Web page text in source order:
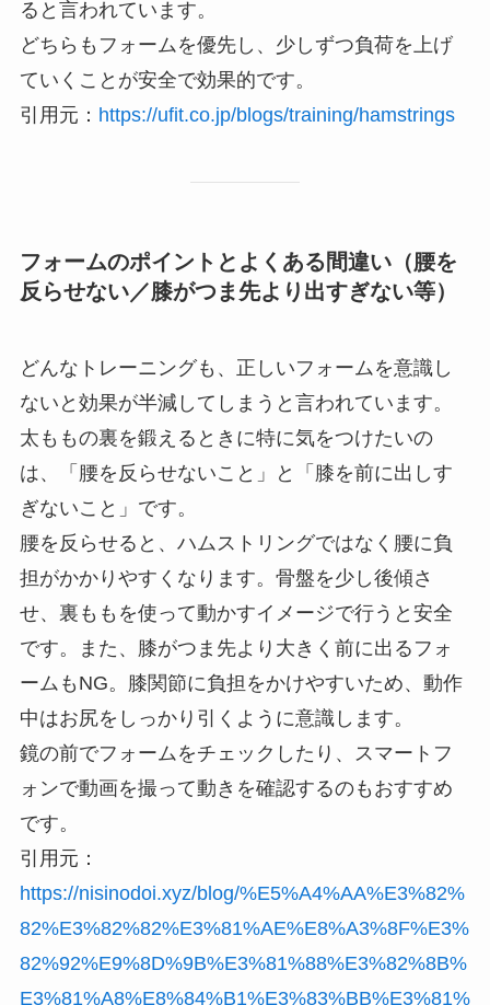
ると言われています。
どちらもフォームを優先し、少しずつ負荷を上げ
ていくことが安全で効果的です。
引用元： https://ufit.co.jp/blogs/training/hamstrings
フォームのポイントとよくある間違い（腰を
反らせない／膝がつま先より出すぎない等）
どんなトレーニングも、正しいフォームを意識し
ないと効果が半減してしまうと言われています。
太ももの裏を鍛えるときに特に気をつけたいの
は、「腰を反らせないこと」と「膝を前に出しす
ぎないこと」です。
腰を反らせると、ハムストリングではなく腰に負
担がかかりやすくなります。骨盤を少し後傾さ
せ、裏ももを使って動かすイメージで行うと安全
です。また、膝がつま先より大きく前に出るフォ
ームもNG。膝関節に負担をかけやすいため、動作
中はお尻をしっかり引くように意識します。
鏡の前でフォームをチェックしたり、スマートフ
ォンで動画を撮って動きを確認するのもおすすめ
です。
引用元：
https://nisinodoi.xyz/blog/%E5%A4%AA%E3%82%
82%E3%82%82%E3%81%AE%E8%A3%8F%E3%
82%92%E9%8D%9B%E3%81%88%E3%82%8B%
E3%81%A8%E8%84%B1%E3%83%BB%E3%81%